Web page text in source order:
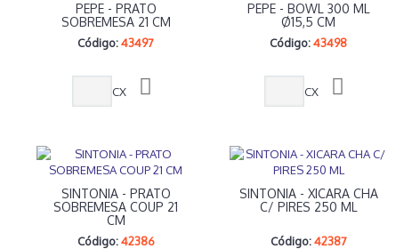
PEPE - PRATO
SOBREMESA 21 CM
Código: 43497
CX
PEPE - BOWL 300 ML
Ø15,5 CM
Código: 43498
CX
SINTONIA - PRATO
SOBREMESA COUP 21
CM
Código:42386
SINTONIA - XICARA CHA
C/ PIRES 250 ML
Código:42387